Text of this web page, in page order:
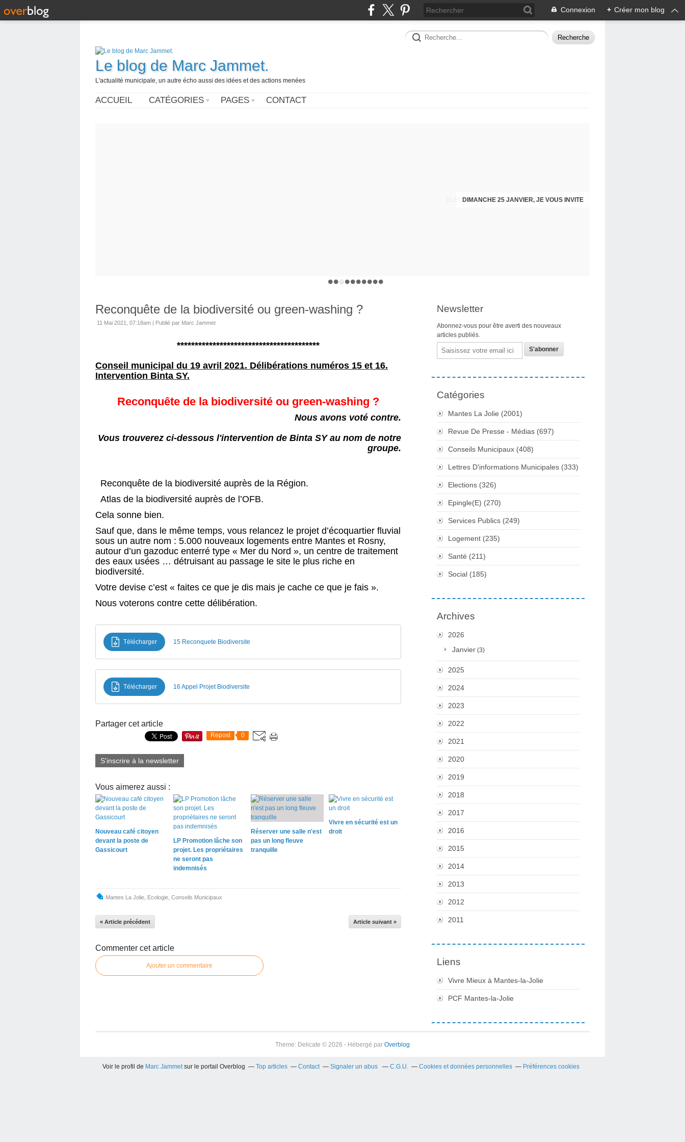
Connexion + Créer mon blog
Le blog de Marc Jammet.
L'actualité municipale, un autre écho aussi des idées et des actions menées
ACCUEIL CATÉGORIES PAGES CONTACT
DIMANCHE 25 JANVIER, JE VOUS INVITE
ELECTION MUNICIPALE. LISTE LFI ANNONCÉE
Reconquête de la biodiversité ou green-washing ?
11 Mai 2021, 07:18am | Publié par Marc Jammet
****************************************
Conseil municipal du 19 avril 2021. Délibérations numéros 15 et 16.
Intervention Binta SY.
Reconquête de la biodiversité ou green-washing ?
Nous avons voté contre.
Vous trouverez ci-dessous l'intervention de Binta SY au nom de notre
groupe.
Reconquête de la biodiversité auprès de la Région.
Atlas de la biodiversité auprès de l’OFB.
Cela sonne bien.
Sauf que, dans le même temps, vous relancez le projet d’écoquartier fluvial
sous un autre nom : 5.000 nouveaux logements entre Mantes et Rosny,
autour d’un gazoduc enterré type « Mer du Nord », un centre de traitement
des eaux usées … détruisant au passage le site le plus riche en
biodiversité.
Votre devise c’est « faites ce que je dis mais je cache ce que je fais ».
Nous voterons contre cette délibération.
Télécharger 15 Reconquete Biodiversite
Télécharger 16 Appel Projet Biodiversite
Partager cet article
Repost 0
S'inscrire à la newsletter
Vous aimerez aussi :
Nouveau café citoyen
devant la poste de
Gassicourt
LP Promotion lâche son
projet. Les propriétaires
ne seront pas
indemnisés
Réserver une salle n'est
pas un long fleuve
tranquille
Vivre en sécurité est un
droit
Mantes La Jolie Ecologie Conseils Municipaux
« Article précédent Article suivant »
Commenter cet article
Ajouter un commentaire
Newsletter
Abonnez-vous pour être averti des nouveaux
articles publiés.
Email
Catégories
Mantes La Jolie (2001)
Revue De Presse - Médias (697)
Conseils Municipaux (408)
Lettres D'informations Municipales (333)
Elections (326)
Epingle(e) (270)
Services Publics (249)
Logement (235)
Santé (211)
Social (185)
Archives
2026
Janvier (3)
2025
2024
2023
2022
2021
2020
2019
2018
2017
2016
2015
2014
2013
2012
2011
Liens
Vivre Mieux à Mantes-la-Jolie
PCF Mantes-la-Jolie
Theme: Delicate © 2026 - Hébergé par Overblog
Voir le profil de Marc Jammetsur le portail Overblog Top articles Contact Signaler un abus C.G.U. Cookies et données personnelles Préférences cookies